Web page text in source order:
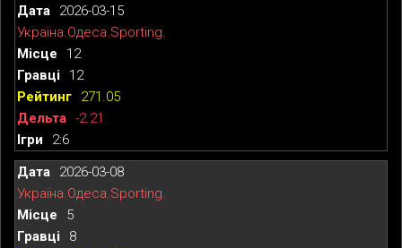
2026-03-15
Україна.Одеса.Sporting.
12
12
271.05
-2.21
2:6
2026-03-08
Україна.Одеса.Sporting.
5
8